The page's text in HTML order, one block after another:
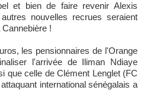
et bien de faire revenir Alexis
nouvelles recrues seraient
!
les pensionnaires de l'Orange
l'arrivée de Iliman Ndiaye
que celle de Clément Lenglet (FC
international sénégalais a